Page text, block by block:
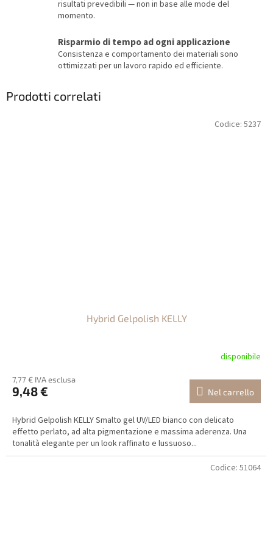
risultati prevedibili — non in base alle mode del
momento.
Risparmio di tempo ad ogni applicazione
Consistenza e comportamento dei materiali sono
ottimizzati per un lavoro rapido ed efficiente.
Prodotti correlati
Hybrid Gelpolish KELLY
disponibile
7,77 € IVA esclusa
9,48 € Nel carrello
Hybrid Gelpolish KELLY Smalto gel UV/LED bianco con delicato
effetto perlato, ad alta pigmentazione e massima aderenza. Una
tonalità elegante per un look raffinato e lussuoso...
Codice: 5237
Codice: 51064